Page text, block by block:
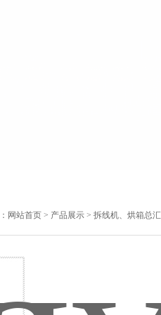
网站首页 > 产品展示 > 拆线机、烘箱总汇